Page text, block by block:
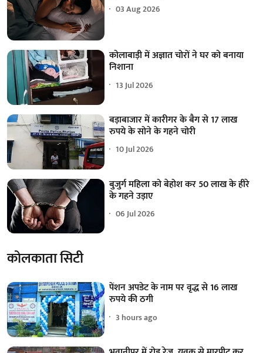
03 Aug 2026
कोलाबाड़ी में अज्ञात चोरों ने घर को बनाया
निशाना
13 Jul 2026
बड़ाबाजार में कारीगर के बैग से 17 लाख
रुपये के सोने के गहने चोरी
10 Jul 2026
बुजुर्ग महिला को बेहोश कर 50 लाख के हीरे
के गहने उड़ाए
06 Jul 2026
कोलकाता सिटी
पेंशन अपडेट के नाम पर वृद्ध से 16 लाख
रुपये की ठगी
3 hours ago